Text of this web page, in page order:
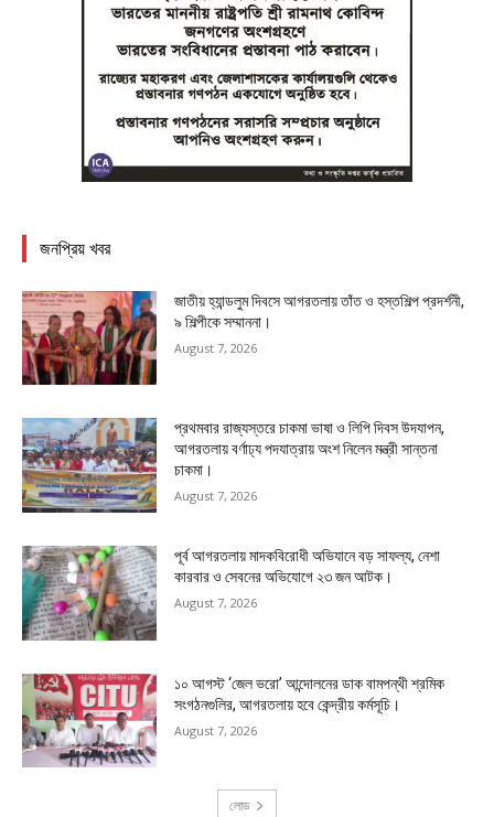
জনপ্রিয় খবর
জাতীয় হ্যান্ডলুম দিবসে আগরতলায় তাঁত ও হস্তশিল্প প্রদর্শনী,
৯ শিল্পীকে সম্মাননা।
August 7, 2026
প্রথমবার রাজ্যস্তরে চাকমা ভাষা ও লিপি দিবস উদযাপন,
আগরতলায় বর্ণাঢ্য পদযাত্রায় অংশ নিলেন মন্ত্রী সান্তনা
চাকমা।
August 7, 2026
পূর্ব আগরতলায় মাদকবিরোধী অভিযানে বড় সাফল্য, নেশা
কারবার ও সেবনের অভিযোগে ২৩ জন আটক।
August 7, 2026
১০ আগস্ট ‘জেল ভরো’ আন্দোলনের ডাক বামপন্থী শ্রমিক
সংগঠনগুলির, আগরতলায় হবে কেন্দ্রীয় কর্মসূচি।
August 7, 2026
লোড